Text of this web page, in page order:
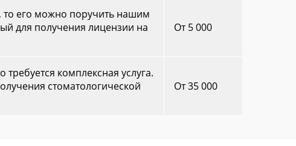
то его можно поручить нашим
для получения лицензии на
От 5 000
комплексная услуга.
стоматологической
От 35 000